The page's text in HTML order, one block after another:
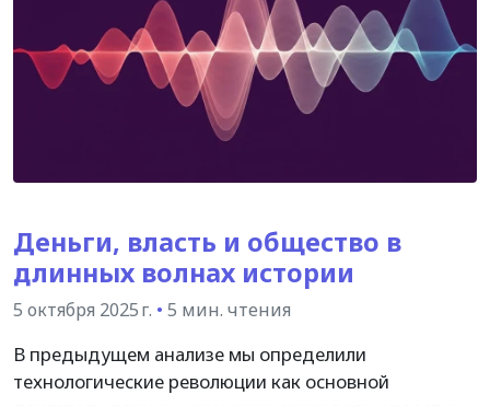
Деньги, власть и общество в
длинных волнах истории
5 октября 2025 г. • 5 мин. чтения
В предыдущем анализе мы определили
технологические революции как основной